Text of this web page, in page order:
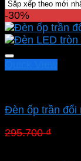
-30%
Đèn ốp trần đổi
295.700₫